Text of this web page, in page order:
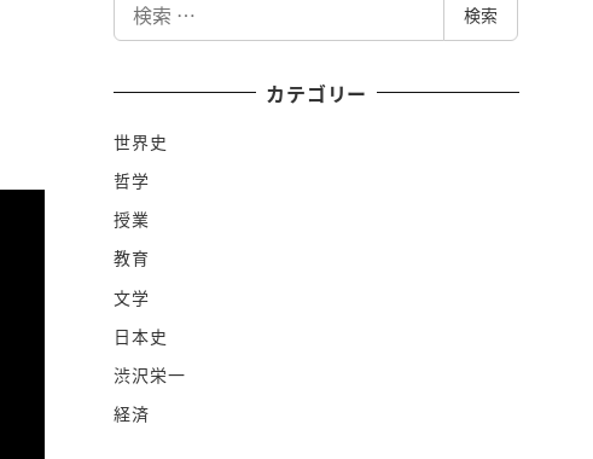
索
検索
カテゴリー
世界史
哲学
授業
教育
文学
日本史
渋沢栄一
経済